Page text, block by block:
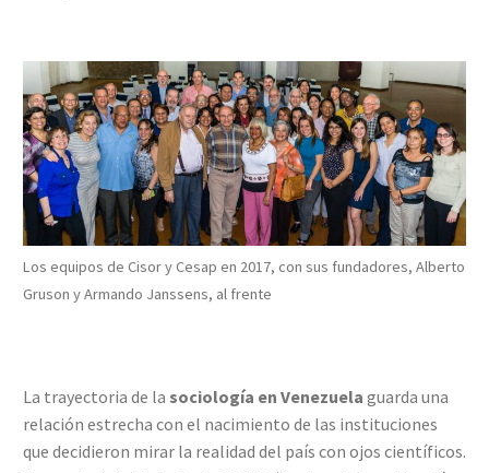
Los equipos de Cisor y Cesap en 2017, con sus fundadores, Alberto
Gruson y Armando Janssens, al frente
La trayectoria de la sociología en Venezuela guarda una
relación estrecha con el nacimiento de las instituciones
que decidieron mirar la realidad del país con ojos científicos.